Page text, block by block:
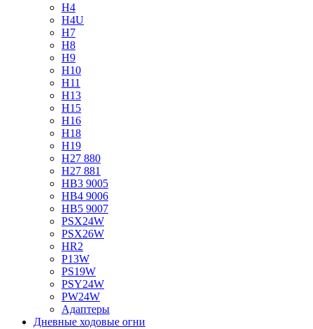
H4
H4U
H7
H8
H9
H10
H11
H13
H15
H16
H18
H19
H27 880
H27 881
HB3 9005
HB4 9006
HB5 9007
PSX24W
PSX26W
HR2
P13W
PS19W
PSY24W
PW24W
Адаптеры
Дневные ходовые огни